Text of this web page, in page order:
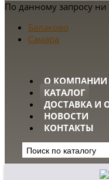
По данному запросу
Балаково
Самара
О КОМПАНИИ
КАТАЛОГ
ДОСТАВКА И
НОВОСТИ
КОНТАКТЫ